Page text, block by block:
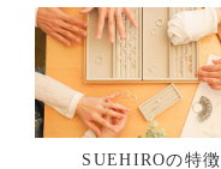
SUEHIROの特徴